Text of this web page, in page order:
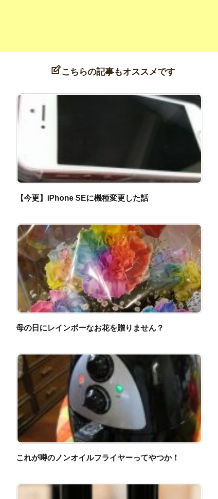
こちらの記事もオススメです
【今更】iPhone SEに機種変更した話
母の日にレインボーなお花を贈りません？
これが噂のノンオイルフライヤーってやつか！